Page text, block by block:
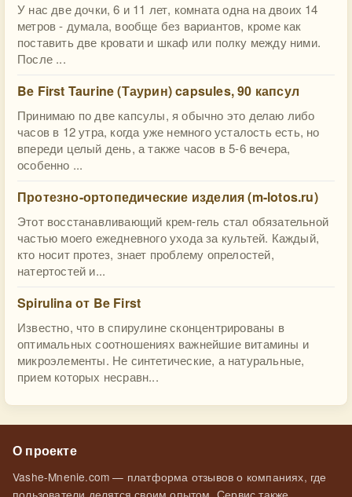
У нас две дочки, 6 и 11 лет, комната одна на двоих 14
метров - думала, вообще без вариантов, кроме как
поставить две кровати и шкаф или полку между ними.
После ...
Be First Taurine (Таурин) capsules, 90 капсул
Принимаю по две капсулы, я обычно это делаю либо
часов в 12 утра, когда уже немного усталость есть, но
впереди целый день, а также часов в 5-6 вечера,
особенно ...
Протезно-ортопедические изделия (m-lotos.ru)
Этот восстанавливающий крем-гель стал обязательной
частью моего ежедневного ухода за культей. Каждый,
кто носит протез, знает проблему опрелостей,
натертостей и...
Spirulina от Be First
Известно, что в спирулине сконцентрированы в
оптимальных соотношениях важнейшие витамины и
микроэлементы. Не синтетические, а натуральные,
прием которых несравн...
О проекте
Vashe-Mnenie.com — платформа отзывов о компаниях, где
пользователи делятся своим опытом. Сервис также